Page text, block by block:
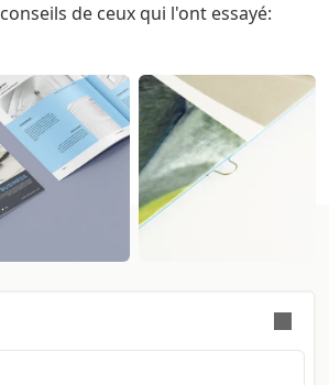
de ceux qui l'ont essayé:
effectuée valablement avec une